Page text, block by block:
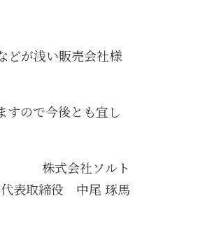
どが浅い販売会社様
すので今後とも宜し
株式会社ソルト
代表取締役 中尾 琢馬